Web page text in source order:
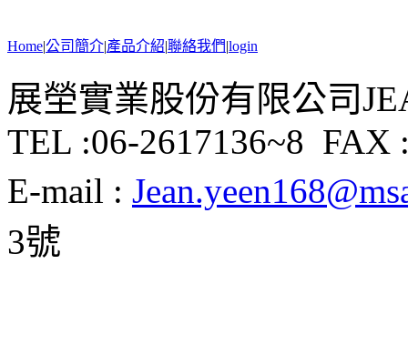
Home|公司簡介|產品介紹|聯絡我們|login
展塋實業股份有限公司
TEL :06-2617136~8 FAX
E-mail :
3號